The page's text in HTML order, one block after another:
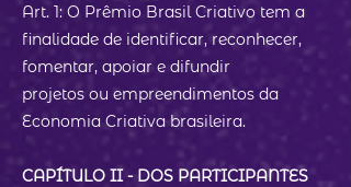
Art. 1: O Prêmio Brasil Criativo tem a
finalidade de identificar, reconhecer,
fomentar, apoiar e difundir
projetos ou empreendimentos da
Economia Criativa brasileira.
CAPÍTULO II - DOS PARTICIPANTES